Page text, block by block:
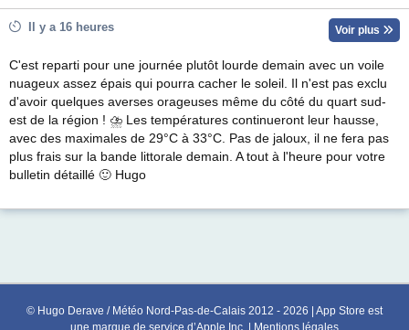
Il y a 16 heures Voir plus
C'est reparti pour une journée plutôt lourde demain avec un voile
nuageux assez épais qui pourra cacher le soleil. Il n'est pas exclu
d'avoir quelques averses orageuses même du côté du quart sud-
est de la région ! ⛈ Les températures continueront leur hausse,
avec des maximales de 29°C à 33°C. Pas de jaloux, il ne fera pas
plus frais sur la bande littorale demain. A tout à l'heure pour votre
bulletin détaillé 🙂 Hugo
© Hugo Derave / Météo Nord-Pas-de-Calais 2012 - 2026 | App Store est
une marque de service d’Apple Inc. |
Mentions légales